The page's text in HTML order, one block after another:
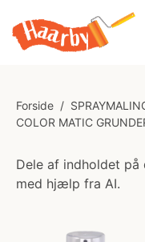
Forside /
COLOR MATIC
Dele af indholdet
med hjælp fra AI.